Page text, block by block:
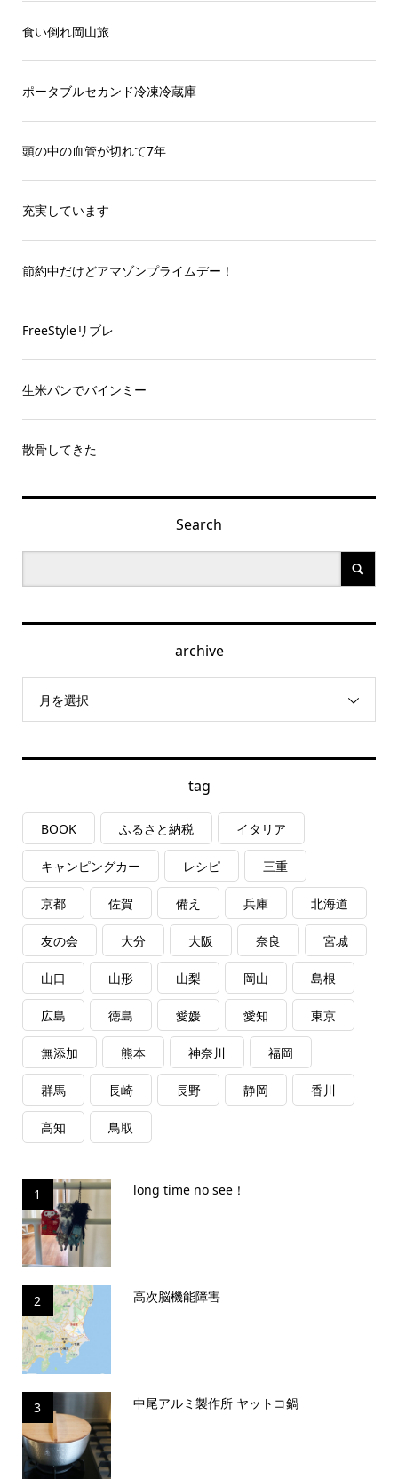
食い倒れ岡山旅
ポータブルセカンド冷凍冷蔵庫
頭の中の血管が切れて7年
充実しています
節約中だけどアマゾンプライムデー！
FreeStyleリブレ
生米パンでバインミー
散骨してきた
Search
archive
月を選択
tag
BOOK ふるさと納税 イタリア
キャンピングカー レシピ 三重
京都 佐賀 備え 兵庫 北海道
友の会 大分 大阪 奈良 宮城
山口 山形 山梨 岡山 島根
広島 徳島 愛媛 愛知 東京
無添加 熊本 神奈川 福岡
群馬 長崎 長野 静岡 香川
高知 鳥取
1 long time no see！
2 高次脳機能障害
3 中尾アルミ製作所 ヤットコ鍋